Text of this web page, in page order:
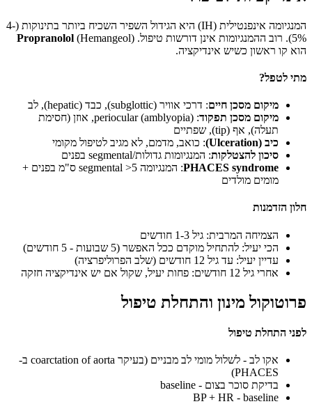
המנגיומה אינפנטילית (IH) היא הגידול השפיר השכיח ביותר בתינוקות (4-
5%). רוב ההמנגיומות אינן דורשות טיפול.
Propranolol (Hemangeol)
הוא קו ראשון כשיש אינדיקציה.
מתי לטפל?
מיקום מסכן חיים: דרכי אוויר (subglottic), כבד (hepatic), לב
מיקום מסכן תפקוד
: periocular (amblyopia), אוזן (חסימת
תעלה), אף (tip), שפתיים
כיב (Ulceration)
: כואב, מדמם, לא מגיב לטיפול מקומי
סיכון להצטלקות: המנגיומות גדולות/segmental בפנים
PHACES syndrome
: המנגיומה segmental >5 ס"מ בפנים +
מומים מולדים
חלון הזדמנות
הצמיחה המרבית: גיל 1-3 חודשים
הכי יעיל: להתחיל מוקדם ככל האפשר (5 שבועות - 5 חודשים)
עדיין יעיל: עד גיל 12 חודשים (שלב הפרוליפרציה)
אחרי גיל 12 חודשים: פחות יעיל, שקול אם יש אינדיקציה חזקה
פרוטוקול מינון והתחלת טיפול
לפני התחלת טיפול
אקו לב - לשלול מומי לב מבניים (בעיקר coarctation of aorta ב-
PHACES)
בדיקת סוכר בצום - baseline
BP + HR - baseline